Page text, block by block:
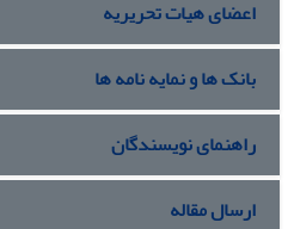
اعضای هیات تحریریه
بانک ها و نمایه نامه ها
راهنمای نویسندگان
ارسال مقاله